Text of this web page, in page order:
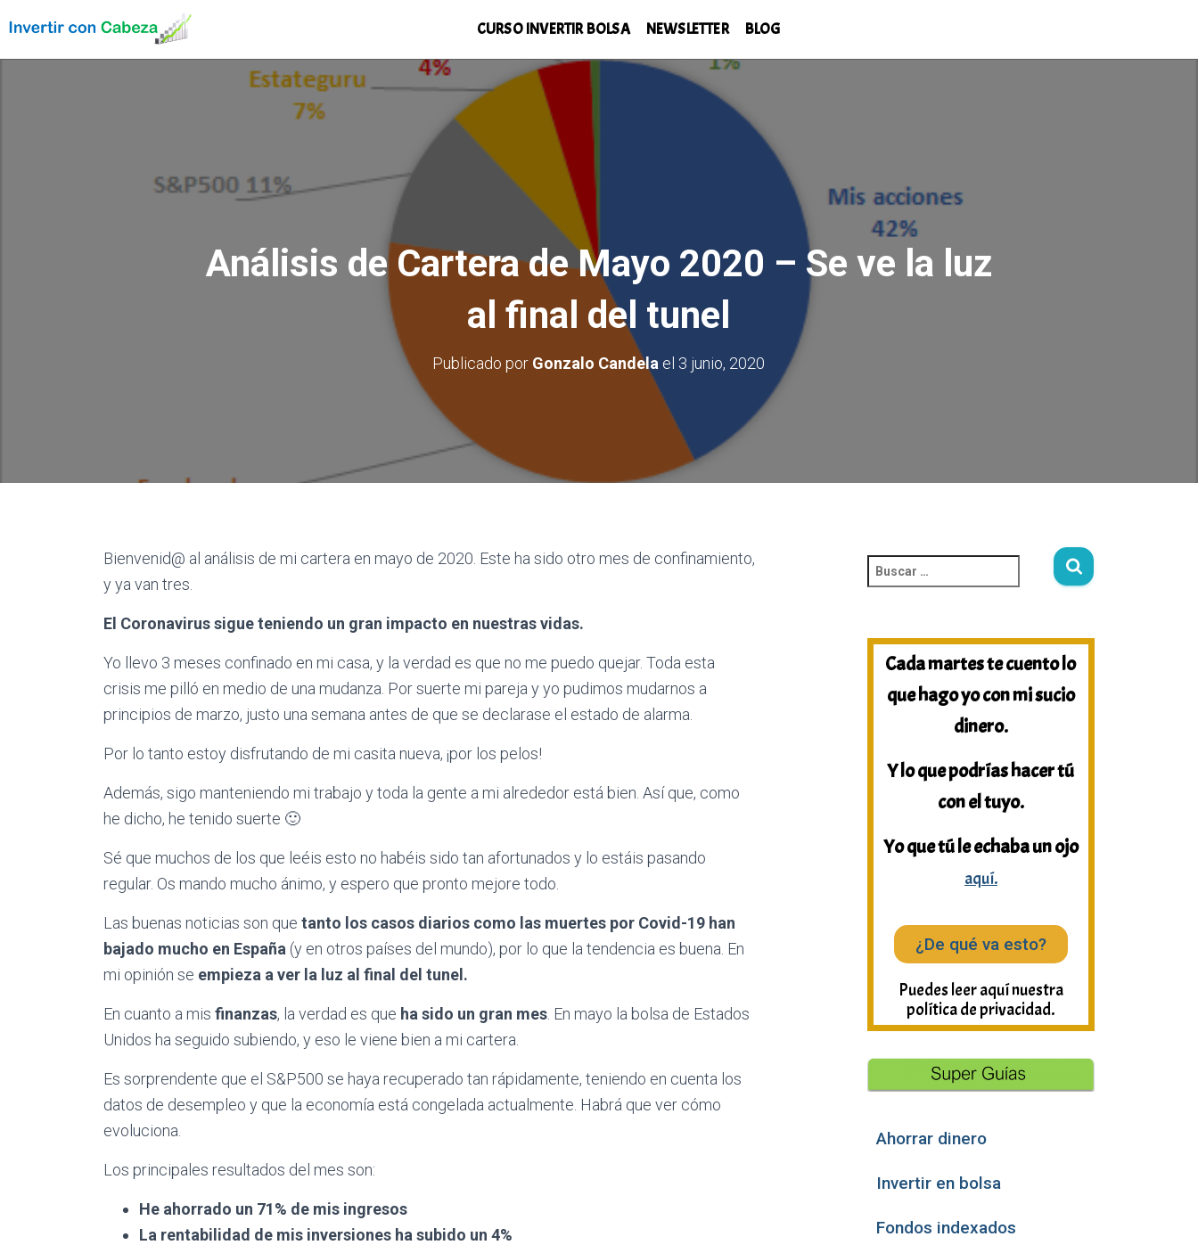
CURSO INVERTIR BOLSA NEWSLETTER BLOG
Análisis de Cartera de Mayo 2020 – Se ve la luz
al final del tunel
Publicado por Gonzalo Candela el 3 junio, 2020
Bienvenid@ al análisis de mi cartera en mayo de 2020. Este ha sido otro mes de confinamiento,
y ya van tres.
El Coronavirus sigue teniendo un gran impacto en nuestras vidas.
Yo llevo 3 meses confinado en mi casa, y la verdad es que no me puedo quejar. Toda esta
crisis me pilló en medio de una mudanza. Por suerte mi pareja y yo pudimos mudarnos a
principios de marzo, justo una semana antes de que se declarase el estado de alarma.
Por lo tanto estoy disfrutando de mi casita nueva, ¡por los pelos!
Además, sigo manteniendo mi trabajo y toda la gente a mi alrededor está bien. Así que, como
he dicho, he tenido suerte 🙂
Sé que muchos de los que leéis esto no habéis sido tan afortunados y lo estáis pasando
regular. Os mando mucho ánimo, y espero que pronto mejore todo.
Las buenas noticias son que tanto los casos diarios como las muertes por Covid-19 han
bajado mucho en España (y en otros países del mundo), por lo que la tendencia es buena. En
mi opinión se empieza a ver la luz al final del tunel.
En cuanto a mis finanzas, la verdad es que ha sido un gran mes. En mayo la bolsa de Estados
Unidos ha seguido subiendo, y eso le viene bien a mi cartera.
Es sorprendente que el S&P500 se haya recuperado tan rápidamente, teniendo en cuenta los
datos de desempleo y que la economía está congelada actualmente. Habrá que ver cómo
evoluciona.
Los principales resultados del mes son:
He ahorrado un 71% de mis ingresos
La rentabilidad de mis inversiones ha subido un 4%
Cada martes te cuento lo
que hago yo con mi sucio
dinero.
Y lo que podrías hacer tú
con el tuyo.
Yo que tú le echaba un ojo
aquí.
¿De qué va esto?
Puedes leer aquí nuestra
política de privacidad.
Ahorrar dinero
Invertir en bolsa
Fondos indexados